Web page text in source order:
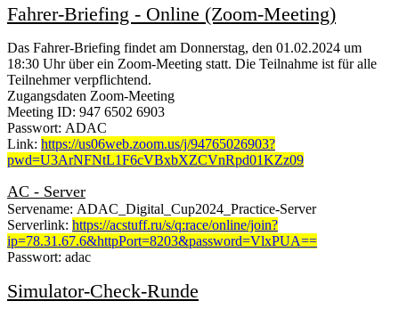
Fahrer-Briefing - Online (Zoom-Meeting)
Das Fahrer-Briefing findet am Donnerstag, den 01.02.2024 um
18:30 Uhr über ein Zoom-Meeting statt. Die Teilnahme ist für alle
Teilnehmer verpflichtend.
Zugangsdaten Zoom-Meeting
Meeting ID: 947 6502 6903
Passwort: ADAC
Link: https://us06web.zoom.us/j/94765026903?
pwd=U3ArNFNtL1F6cVBxbXZCVnRpd01KZz09
AC - Server
Servename: ADAC_Digital_Cup2024_Practice-Server
Serverlink: https://acstuff.ru/s/q:race/online/join?
ip=78.31.67.6&httpPort=8203&password=VlxPUA==
Passwort: adac
Simulator-Check-Runde